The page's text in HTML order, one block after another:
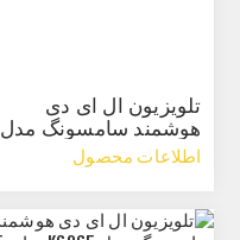
تلویزیون ال ای دی
هوشمند سامسونگ مدل
JC8880 سایز 55 اینچ
اطلاعات محصول